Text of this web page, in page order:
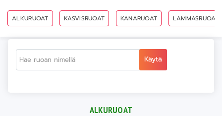
ALKURUOAT KASVISRUOAT KANARUOAT LAMMASRUOAT
Käytä
ALKURUOAT